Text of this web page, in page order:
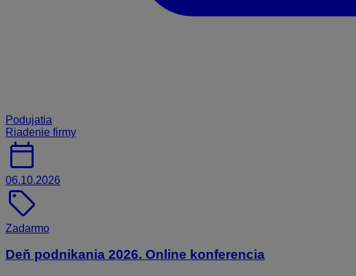
Podujatia
Riadenie firmy
calendar_today
06.10.2026
sell
Zadarmo
Deň podnikania 2026. Online konferencia